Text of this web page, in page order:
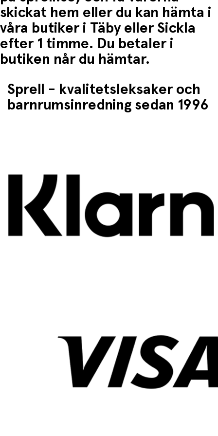
skickat hem eller du kan hämta i
våra butiker i Täby eller Sickla
efter 1 timme. Du betaler i
butiken når du hämtar.
Sprell - kvalitetsleksaker och
barnrumsinredning sedan 1996